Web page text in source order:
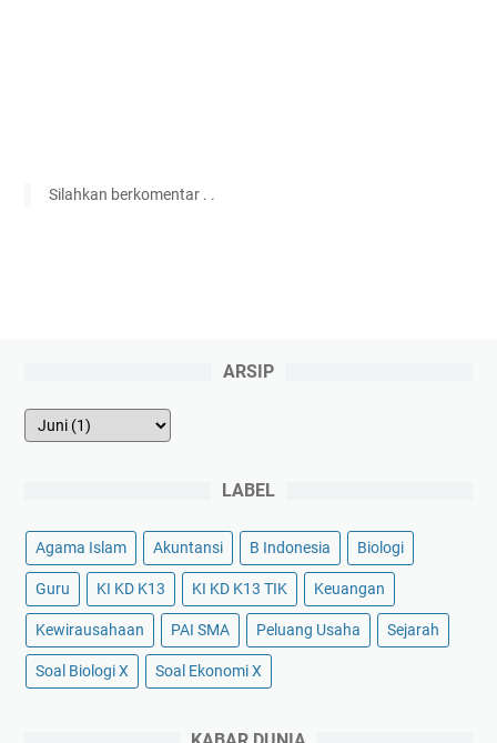
Silahkan berkomentar . .
ARSIP
LABEL
Agama Islam Akuntansi B Indonesia Biologi
Guru KI KD K13 KI KD K13 TIK Keuangan
Kewirausahaan PAI SMA Peluang Usaha Sejarah
Soal Biologi X Soal Ekonomi X